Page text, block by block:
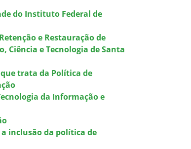
do Instituto Federal de
e Restauração de
Ciência e Tecnologia de Santa
que trata da Política de
da Informação e
a inclusão da política de